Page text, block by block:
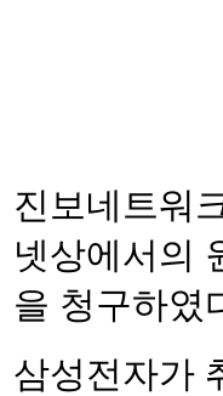
진보네트워
넷상에서의
을 청구하였
삼성전자가